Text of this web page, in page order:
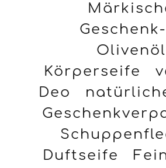
Olivenöl
Körperseife
Deo
Duftseife